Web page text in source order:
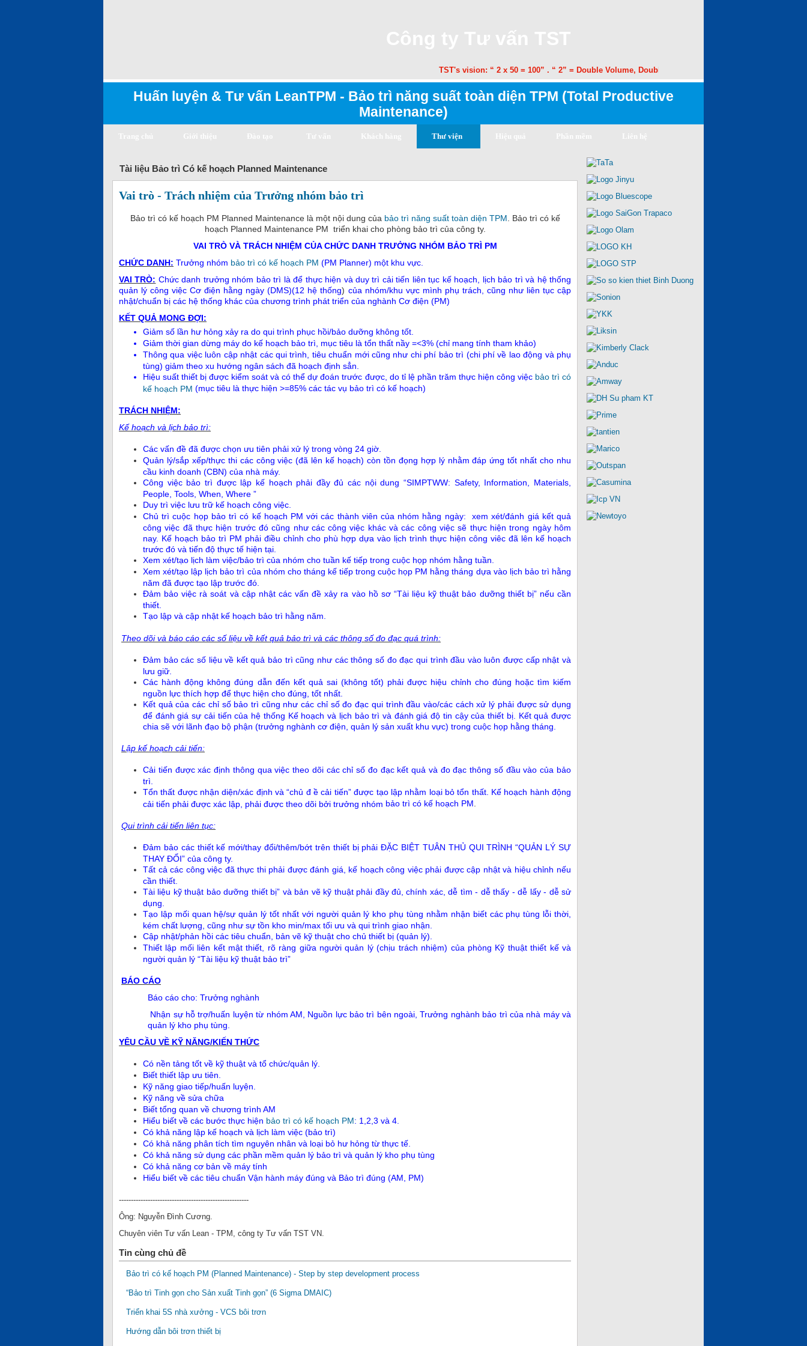
TST's vision: “ 2 x 50 = 100” . “ 2” = Double Volume, Double Speed. “50” = 50% Margin
Huấn luyện & Tư vấn LeanTPM - Bảo trì năng suất toàn diện TPM (Total Productive
Maintenance)
Thư viện
Tài liệu Bảo trì Có kế hoạch Planned Maintenance
Vai trò - Trách nhiệm của Trưởng nhóm bảo trì
Bảo trì có kế hoạch PM Planned Maintenance là một nội dung của bảo trì năng suất toàn diện TPM . Bảo trì có kế
hoạch Planned Maintenance PM triển khai cho phòng bảo trì của công ty.
VAI TRÒ VÀ TRÁCH NHIỆM CỦA CHỨC DANH TRƯỞNG NHÓM BẢO TRÌ PM
CHỨC DANH: Trưởng nhóm bảo trì có kế hoạch PM (PM Planner) một khu vực.
VAI TRÒ: Chức danh trưởng nhóm bảo trì là để thực hiện và duy trì cải tiến liên tục kế hoạch, lịch bảo trì và hệ thống
quản lý công việc Cơ điện hằng ngày (DMS)(12 hệ thống) của nhóm/khu vực mình phụ trách, cũng như liên tục cập
nhật/chuẩn bị các hệ thống khác của chương trình phát triển của nghành Cơ điện (PM)
KẾT QUẢ MONG ĐỢI:
Giảm số lần hư hỏng xảy ra do qui trình phục hồi/bảo dưỡng không tốt.
Giảm thời gian dừng máy do kế hoạch bảo trì, mục tiêu là tổn thất nầy =<3% (chỉ mang tính tham khảo)
Thông qua việc luôn cập nhật các qui trình, tiêu chuẩn mới cũng như chi phí bảo trì (chi phí về lao động và phụ
tùng) giảm theo xu hướng ngân sách đã hoạch định sẳn.
Hiệu suất thiết bị được kiểm soát và có thể dự đoán trước được, do tỉ lệ phần trăm thực hiện công việc bảo trì có
kế hoạch PM (mục tiêu là thực hiện >=85% các tác vụ bảo trì có kế hoạch)
TRÁCH NHIỆM:
Kế hoạch và lịch bảo trì:
Các vấn đề đã được chọn ưu tiên phải xử lý trong vòng 24 giờ.
Quản lý/sắp xếp/thực thi các công việc (đã lên kế hoạch) còn tồn đọng hợp lý nhằm đáp ứng tốt nhất cho nhu
cầu kinh doanh (CBN) của nhà máy.
Công việc bảo trì được lập kế hoạch phải đầy đủ các nội dung “SIMPTWW: Safety, Information, Materials,
People, Tools, When, Where ”
Duy trì việc lưu trữ kế hoạch công việc.
Chủ trì cuộc họp bảo trì có kế hoạch PM với các thành viên của nhóm hằng ngày: xem xét/đánh giá kết quả
công việc đã thực hiện trước đó cũng như các công việc khác và các công việc sẽ thực hiện trong ngày hôm
nay. Kế hoạch bảo trì PM phải điều chỉnh cho phù hợp dựa vào lịch trình thực hiện công viêc đã lên kế hoạch
trước đó và tiến độ thực tế hiện tại.
Xem xét/tạo lịch làm việc/bảo trì của nhóm cho tuần kế tiếp trong cuộc họp nhóm hằng tuần.
Xem xét/tạo lập lịch bảo trì của nhóm cho tháng kế tiếp trong cuộc họp PM hằng tháng dựa vào lịch bảo trì hằng
năm đã được tạo lập trước đó.
Đảm bảo việc rà soát và cập nhật các vấn đề xảy ra vào hồ sơ “Tài liệu kỹ thuật bảo dưỡng thiết bị” nếu cần
thiết.
Tạo lập và cập nhật kế hoạch bảo trì hằng năm.
Theo dõi và báo cáo các số liệu về kết quả bảo trì và các thông số đo đạc quá trình:
Đảm bảo các số liệu về kết quả bảo trì cũng như các thông số đo đạc qui trình đầu vào luôn được cấp nhật và
lưu giữ.
Các hành động không đúng dẫn đến kết quả sai (không tốt) phải được hiệu chỉnh cho đúng hoặc tìm kiếm
nguồn lực thích hợp để thực hiện cho đúng, tốt nhất.
Kết quả của các chỉ số bảo trì cũng như các chỉ số đo đạc qui trình đầu vào/các cách xử lý phải được sử dụng
để đánh giá sự cải tiến của hệ thống Kế hoạch và lịch bảo trì và đánh giá độ tin cậy của thiết bị. Kết quả được
chia sẽ với lãnh đạo bộ phận (trưởng nghành cơ điện, quản lý sản xuất khu vực) trong cuộc họp hằng tháng.
L ập kế hoạch cải tiến:
Cải tiến được xác định thông qua việc theo dõi các chỉ số đo đạc kết quả và đo đạc thông số đầu vào của bảo
trì.
Tổn thất được nhận diện/xác định và “chủ đ ề cải tiến” được tạo lập nhằm loại bỏ tổn thất. Kế hoạch hành động
cải tiến phải được xác lập, phải được theo dõi bởi trưởng nhóm bảo trì có kế hoạch PM
Qui trình cải tiến liên tục:
Đảm bảo các thiết kế mới/thay đổi/thêm/bớt trên thiết bị phải ĐẶC BIỆT TUÂN THỦ QUI TRÌNH “QUẢN LÝ SỰ
THAY ĐỔI” của công ty.
Tất cả các công việc đã thực thi phải được đánh giá, kế hoạch công việc phải được cập nhật và hiệu chỉnh nếu
cần thiết.
Tài liệu kỹ thuật bảo dưỡng thiết bị” và bản vẽ kỹ thuật phải đầy đủ, chính xác, dễ tìm - dễ thấy - dễ lấy - dễ sử
dụng.
Tạo lập mối quan hệ/sự quản lý tốt nhất với người quản lý kho phụ tùng nhằm nhận biết các phụ tùng lỗi thời,
kém chất lượng, cũng như sự tồn kho min/max tối ưu và qui trình giao nhận.
Cập nhật/phản hồi các tiêu chuẩn, bản vẽ kỹ thuật cho chủ thiết bị (quản lý).
Thiết lập mối liên kết mật thiết, rõ ràng giữa người quản lý (chịu trách nhiệm) của phòng Kỹ thuật thiết kế và
người quản lý “Tài liệu kỹ thuật bảo trì”
BÁO CÁO
Báo cáo cho: Trưởng nghành
Nhận sự hỗ trợ/huấn luyện từ nhóm AM, Nguồn lực bảo trì bên ngoài, Trưởng nghành bảo trì của nhà máy và
quản lý kho phụ tùng.
YÊU CẦU VỀ KỸ NĂNG/KIẾN THỨC
Có nền tảng tốt về kỹ thuật và tổ chức/quản lý.
Biết thiết lập ưu tiên.
Kỹ năng giao tiếp/huấn luyện.
Kỹ năng về sửa chữa
Biết tổng quan về chương trình AM
Hiểu biết về các bước thực hiện bảo trì có kế hoạch PM: 1,2,3 và 4.
Có khả năng lập kế hoạch và lịch làm việc (bảo trì)
Có khả năng phân tích tìm nguyên nhân và loại bỏ hư hỏng từ thực tế.
Có khả năng sử dụng các phần mềm quản lý bảo trì và quản lý kho phụ tùng
Có khả năng cơ bản về máy tính
Hiểu biết về các tiêu chuẩn Vận hành máy đúng và Bảo trì đúng (AM, PM)
------------------------------------------------------
Ông: Nguyễn Đình Cương.
Chuyên viên Tư vấn Lean - TPM, công ty Tư vấn TST VN.
Tin cùng chủ đề
Bảo trì có kế hoạch PM (Planned Maintenance) - Step by step development process
“Bảo trì Tinh gọn cho Sản xuất Tinh gọn” (6 Sigma DMAIC)
Triển khai 5S nhà xưởng - VCS bôi trơn
Hướng dẫn bôi trơn thiết bị